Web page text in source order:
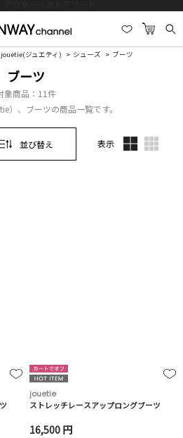
jouetie(ジュエティ) シューズ ブーツ
ブーツ
象商品： 11件
）、ブーツの商品一覧です。
並び替え 表示
jouetie
ストレッチレースアップロングブーツ
16,500 円